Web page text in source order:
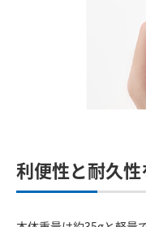
利便性と耐久